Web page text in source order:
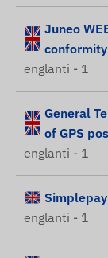
Juneo
conformity
englanti - 1
General
of GPS
englanti - 1
englanti - 1